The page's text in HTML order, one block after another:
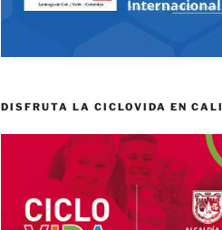
DISFRUTA LA CICLOVIDA EN CALI